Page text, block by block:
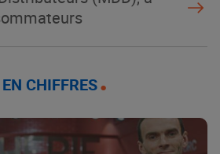
CHIFFRES